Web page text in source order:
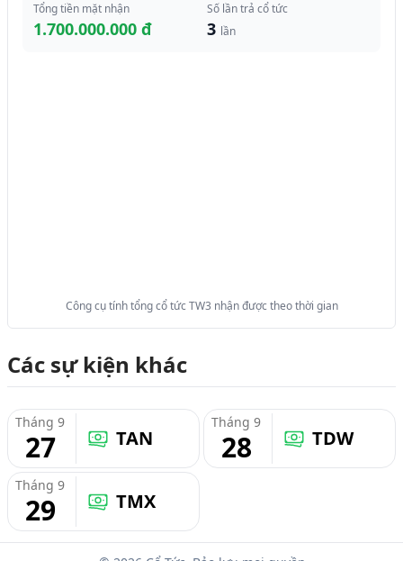
Tổng tiền mặt nhận
1.700.000.000 đ
Số lần trả cổ tức
3 lần
Công cụ tính tổng cổ tức TW3 nhận được theo thời gian
Các sự kiện khác
Tháng 9
27 TAN
Tháng 9
28 TDW
Tháng 9
29 TMX